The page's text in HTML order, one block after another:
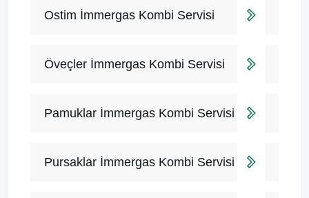
Ostim İmmergas Kombi Servisi
Öveçler İmmergas Kombi Servisi
Pamuklar İmmergas Kombi Servisi
Pursaklar İmmergas Kombi Servisi